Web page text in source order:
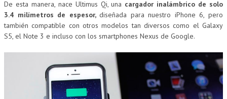
De esta manera, nace Ultimus Qi, una cargador inalámbrico de solo
3.4 milímetros de espesor,diseñada para nuestro iPhone 6, pero
también compatible con otros modelos tan diversos como el Galaxy
S5, el Note 3 e incluso con los smartphones Nexus de Google.